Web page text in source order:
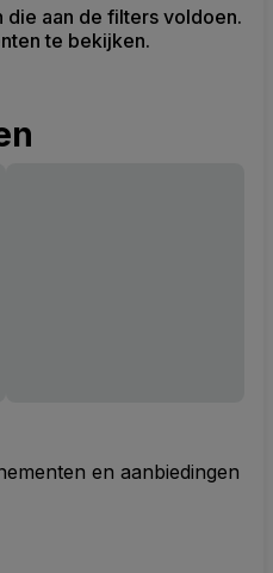
die aan de filters voldoen.
te bekijken.
en aanbiedingen